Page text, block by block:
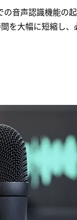
音声認識機能の
を大幅に短縮し